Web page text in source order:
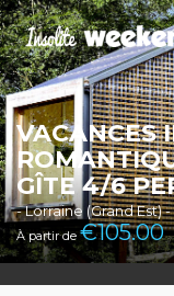
VACANCES
GÎTE 4/6
- Lorraine (Grand Est)
À partir de €105.00